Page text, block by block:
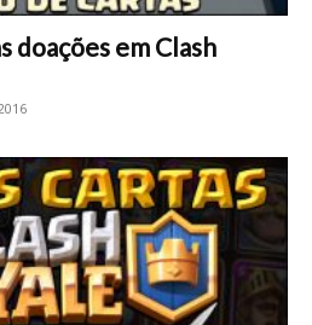
doações em Clash